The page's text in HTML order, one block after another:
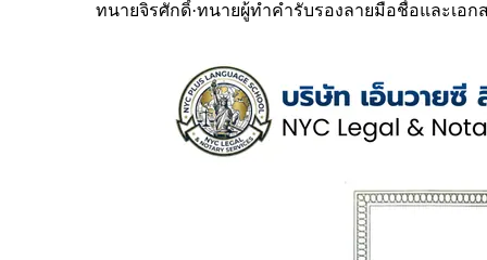
ทนายจิรศักดิ์·ทนายผู้ทำคำรับรองลายมือชื่อและเอก